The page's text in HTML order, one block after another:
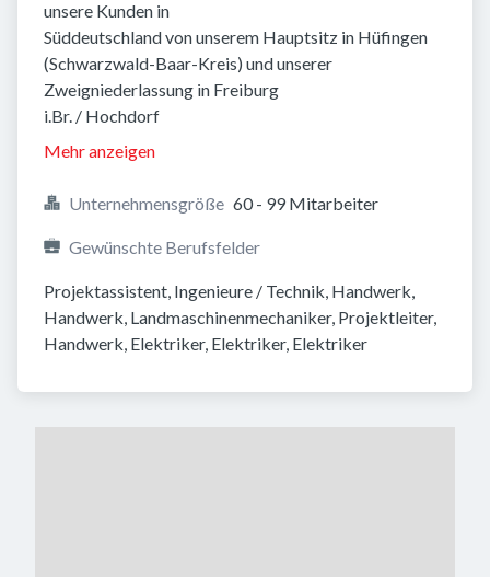
unsere Kunden in
Süddeutschland von unserem Hauptsitz in Hüfingen
(Schwarzwald-Baar-Kreis) und unserer
Zweigniederlassung in Freiburg
i.Br. / Hochdorf
Mehr anzeigen
Unternehmensgröße 60 - 99 Mitarbeiter
Gewünschte Berufsfelder
Projektassistent, Ingenieure / Technik, Handwerk,
Handwerk, Landmaschinenmechaniker, Projektleiter,
Handwerk, Elektriker, Elektriker, Elektriker